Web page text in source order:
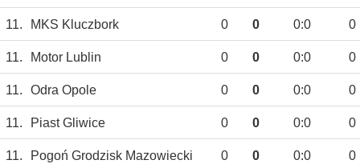
11. MKS Kluczbork 0 0 0:0 0
11. Motor Lublin 0 0 0:0 0
11. Odra Opole 0 0 0:0 0
11. Piast Gliwice 0 0 0:0 0
11. Pogoń Grodzisk Mazowiecki 0 0 0:0 0